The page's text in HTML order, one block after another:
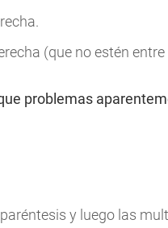
(que no estén
problemas
y luego las